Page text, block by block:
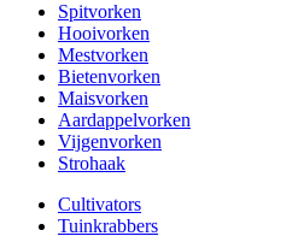
Spitvorken
Hooivorken
Mestvorken
Bietenvorken
Maisvorken
Aardappelvorken
Vijgenvorken
Strohaak
Cultivators
Tuinkrabbers